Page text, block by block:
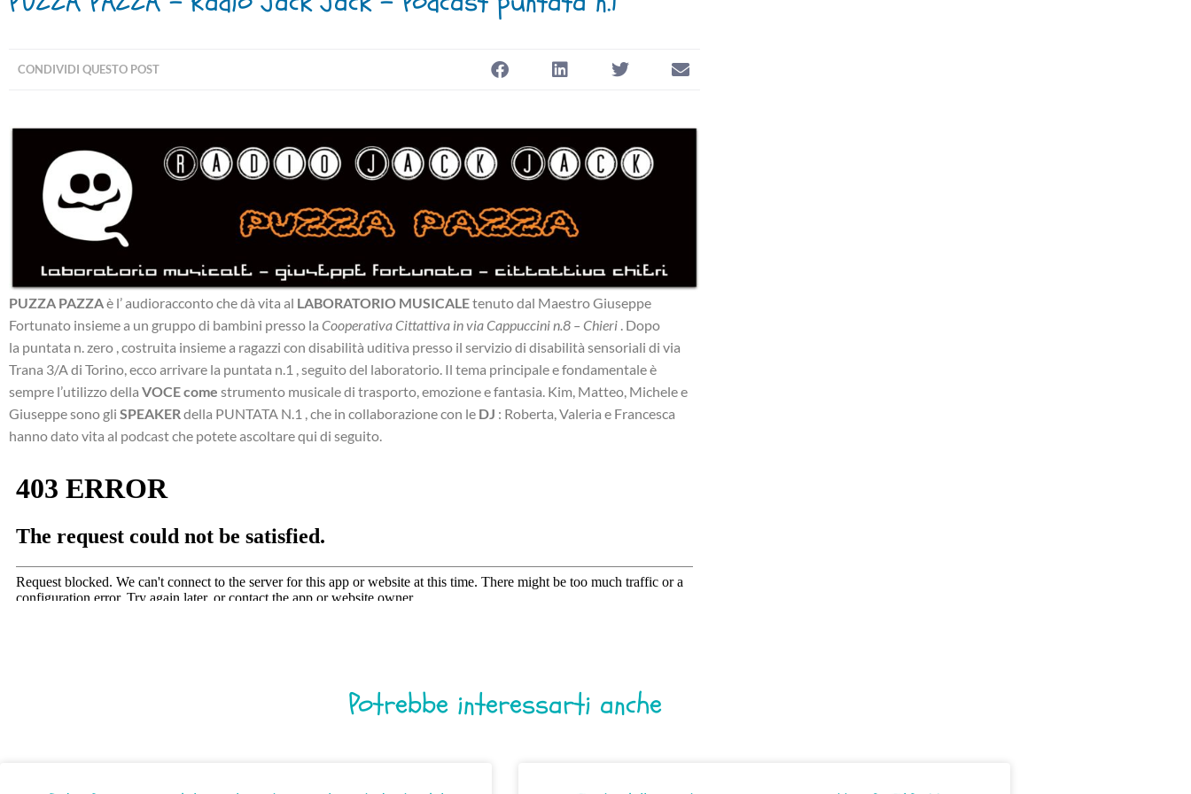
CONDIVIDI QUESTO POST
PUZZA PAZZAè l’ audioracconto che dà vita al LABORATORIO MUSICALEtenuto dal Maestro Giuseppe
Fortunato insieme a un gruppo di bambini presso la Cooperativa Cittattiva in via Cappuccini n.8 – Chieri . Dopo
la puntata n. zero , costruita insieme a ragazzi con disabilità uditiva presso il servizio di disabilità sensoriali di via
Trana 3/A di Torino, ecco arrivare la puntata n.1 , seguito del laboratorio. Il tema principale e fondamentale è
sempre l’utilizzo della VOCE come strumento musicale di trasporto, emozione e fantasia. Kim, Matteo, Michele e
Giuseppe sono gli SPEAKERdella PUNTATA N.1 , che in collaborazione con le DJ : Roberta, Valeria e Francesca
hanno dato vita al podcast che potete ascoltare qui di seguito.
Potrebbe interessarti anche